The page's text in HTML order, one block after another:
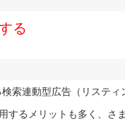
る
連動型広告（リステ
るメリットも多く、さ